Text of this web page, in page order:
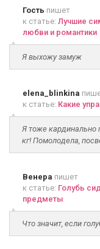
Гость пишет
к статье: Лучшие
любви и романтики
Я выхожу замуж
elena_blinkina
к статье: Какие
Я тоже кардинально
кг! Помолодела,
Венера пишет
к статье: Голубь
предметы
Что значит, если